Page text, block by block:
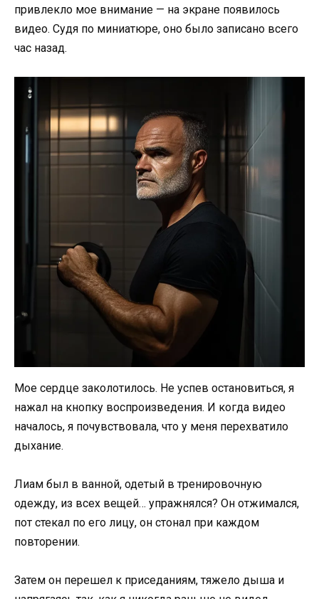
привлекло мое внимание — на экране появилось
видео. Судя по миниатюре, оно было записано всего
час назад.
Мое сердце заколотилось. Не успев остановиться, я
нажал на кнопку воспроизведения. И когда видео
началось, я почувствовала, что у меня перехватило
дыхание.
Лиам был в ванной, одетый в тренировочную
одежду, из всех вещей… упражнялся? Он отжимался,
пот стекал по его лицу, он стонал при каждом
повторении.
Затем он перешел к приседаниям, тяжело дыша и